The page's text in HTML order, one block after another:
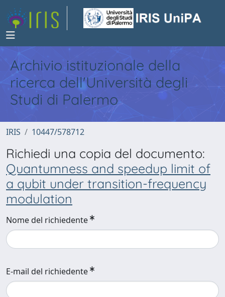
Archivio istituzionale della
ricerca dell'Università degli
Studi di Palermo
IRIS 10447/578712
Richiedi una copia del documento:
Quantumness and speedup limit of
a qubit under transition-frequency
modulation
Nome del richiedente
E-mail del richiedente